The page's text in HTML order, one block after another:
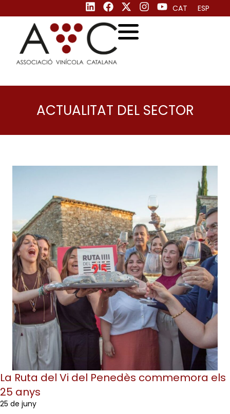
CAT ESP
ACTUALITAT DEL SECTOR
La Ruta del Vi del Penedès commemora els
25 anys
25 de juny